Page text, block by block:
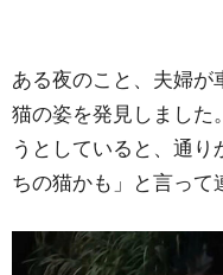
ある夜のこと、夫婦が
猫の姿を発見しました
うとしていると、通
ちの猫かも」と言って